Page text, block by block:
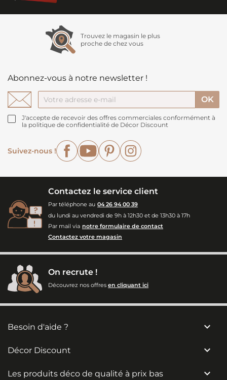
Trouvez le magasin le plus
proche de chez vous
Abonnez-vous à notre newsletter !
J'accepte de recevoir des offres commerciales conformément à
la politique de confidentialité de Décor Discount
Suivez-nous !
FacebookYouTubePinterest
Contactez le service client
Par téléphone au 04 26 94 00 39
du lundi au vendredi de 9h à 12h30 et de 13h30 à 17h
Par mail via notre formulaire de contact
Contactez votre magasin
On recrute !
Découvrez nos offres en cliquant ici
Besoin d'aide ? 
Décor Discount 
Les produits déco de qualité à prix bas 